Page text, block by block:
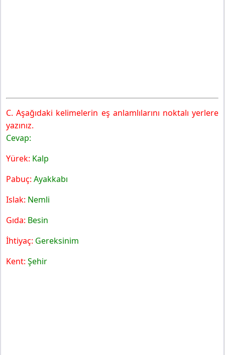
C. Aşağıdaki kelimelerin eş anlamlılarını noktalı yerlere
yazınız.
Cevap:
Yürek: Kalp
Pabuç: Ayakkabı
Islak: Nemli
Gıda: Besin
İhtiyaç: Gereksinim
Kent: Şehir